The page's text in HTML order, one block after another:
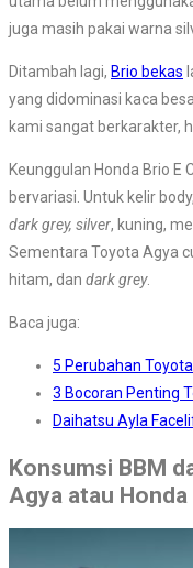
juga masih pakai warna
Ditambah lagi, Brio bekas
yang didominasi kaca
kami sangat berkarakter,
Keunggulan Honda Brio E
bervariasi. Untuk kelir
dark grey, silver, kuning,
Sementara Toyota Agya
hitam, dan dark grey.
Baca juga:
5 Perubahan
3 Bocoran Penting
Daihatsu Ayla
Konsumsi BBM
Agya atau Honda